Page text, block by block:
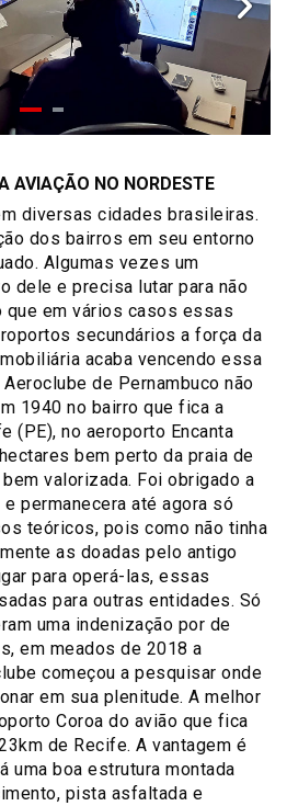
AVIAÇÃO NO NORDESTE
diversas cidades brasileiras.
dos bairros em seu entorno
Algumas vezes um
dele e precisa lutar para não
que em vários casos essas
secundários a força da
acaba vencendo essa
de Pernambuco não
1940 no bairro que fica a
(PE), no aeroporto Encanta
bem perto da praia de
valorizada. Foi obrigado a
permanecera até agora só
teóricos, pois como não tinha
as doadas pelo antigo
para operá-las, essas
para outras entidades. Só
uma indenização por de
em meados de 2018 a
começou a pesquisar onde
em sua plenitude. A melhor
Coroa do avião que fica
de Recife. A vantagem é
uma boa estrutura montada
pista asfaltada e